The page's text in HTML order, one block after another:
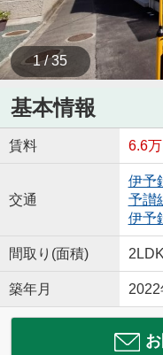
1 / 35
基本情報
賃料 6.6万
交通
伊予
予讃
伊予
間取り(面積)
築年月